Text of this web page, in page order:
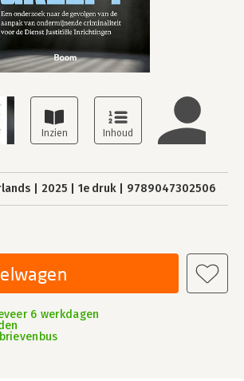
2025 1e druk 9789047302506
6 werkdagen